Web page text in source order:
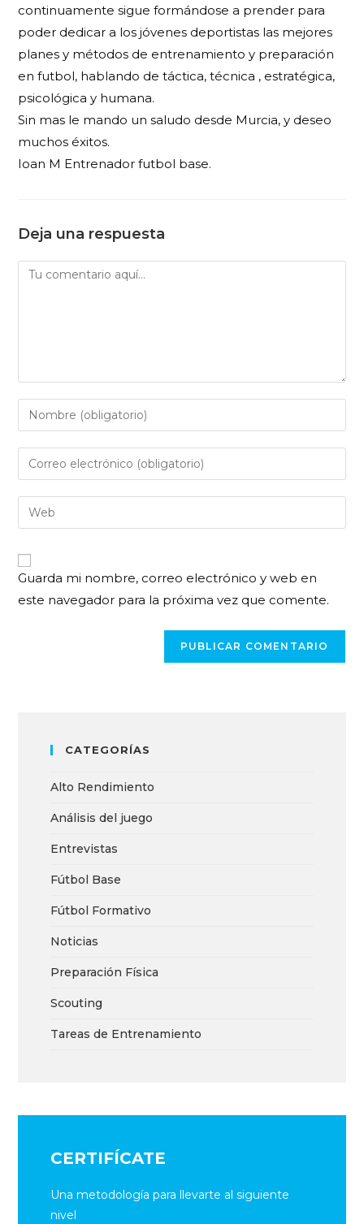
continuamente sigue formándose a prender para
poder dedicar a los jóvenes deportistas las mejores
planes y métodos de entrenamiento y preparación
en futbol, hablando de táctica, técnica , estratégica,
psicológica y humana.
Sin mas le mando un saludo desde Murcia, y deseo
muchos éxitos.
Ioan M Entrenador futbol base.
Deja una respuesta
Guarda mi nombre, correo electrónico y web en
este navegador para la próxima vez que comente.
CATEGORÍAS
Alto Rendimiento
Análisis del juego
Entrevistas
Fútbol Base
Fútbol Formativo
Noticias
Preparación Física
Scouting
Tareas de Entrenamiento
CERTIFÍCATE
Una metodología para llevarte al siguiente
nivel